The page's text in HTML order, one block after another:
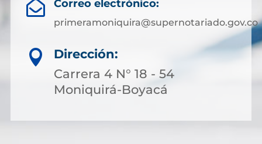
 Correo electrónico:
primeramoniquira@supernotariado.gov.co

Dirección:
Carrera 4 N° 18 - 54
Moniquirá-Boyacá